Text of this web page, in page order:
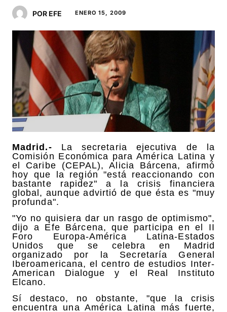
POR EFE ENERO 15, 2009
Madrid.- La secretaria ejecutiva de la
Comisión Económica para América Latina y
el Caribe (CEPAL), Alicia Bárcena, afirmó
hoy que la región "está reaccionando con
bastante rapidez" a la crisis financiera
global, aunque advirtió de que ésta es "muy
profunda".
"Yo no quisiera dar un rasgo de optimismo",
dijo a Efe Bárcena, que participa en el II
Foro Europa-América Latina-Estados
Unidos que se celebra en Madrid
organizado por la Secretaría General
Iberoamericana, el centro de estudios Inter-
American Dialogue y el Real Instituto
Elcano.
Sí destaco, no obstante, "que la crisis
encuentra una América Latina más fuerte,